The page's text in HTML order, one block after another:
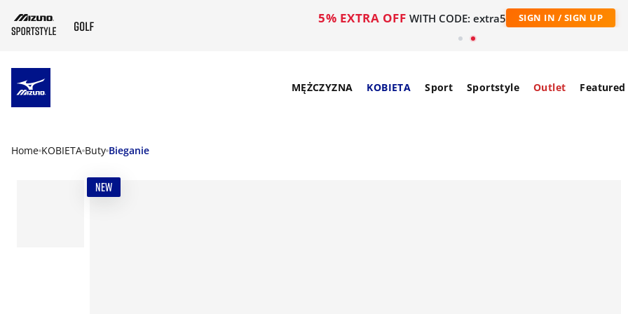
5% EXTRA OFF WITH CODE: extra5 SIGN IN / SIGN UP
MĘŻCZYZNA KOBIETA Sport Sportstyle Outlet Featured
Home KOBIETA Buty Bieganie
NEW